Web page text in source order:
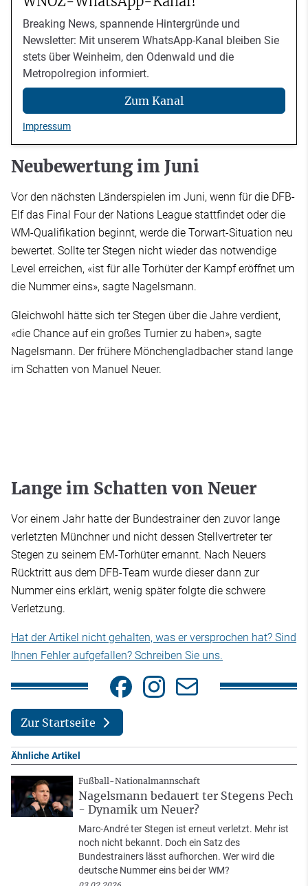
Breaking News, spannende Hintergründe und
Newsletter: Mit unserem WhatsApp-Kanal bleiben Sie
stets über Weinheim, den Odenwald und die
Metropolregion informiert.
Zum Kanal
Impressum
Neubewertung im Juni
Vor den nächsten Länderspielen im Juni, wenn für die DFB-
Elf das Final Four der Nations League stattfindet oder die
WM-Qualifikation beginnt, werde die Torwart-Situation neu
bewertet. Sollte ter Stegen nicht wieder das notwendige
Level erreichen, «ist für alle Torhüter der Kampf eröffnet um
die Nummer eins», sagte Nagelsmann.
Gleichwohl hätte sich ter Stegen über die Jahre verdient,
«die Chance auf ein großes Turnier zu haben», sagte
Nagelsmann. Der frühere Mönchengladbacher stand lange
im Schatten von Manuel Neuer.
Lange im Schatten von Neuer
Vor einem Jahr hatte der Bundestrainer den zuvor lange
verletzten Münchner und nicht dessen Stellvertreter ter
Stegen zu seinem EM-Torhüter ernannt. Nach Neuers
Rücktritt aus dem DFB-Team wurde dieser dann zur
Nummer eins erklärt, wenig später folgte die schwere
Verletzung.
Hat der Artikel nicht gehalten, was er versprochen hat? Sind
Ihnen Fehler aufgefallen? Schreiben Sie uns.
Zur Startseite
Ähnliche Artikel
Fußball-Nationalmannschaft
Nagelsmann bedauert ter Stegens Pech
- Dynamik um Neuer?
Marc-André ter Stegen ist erneut verletzt. Mehr ist
noch nicht bekannt. Doch ein Satz des
Bundestrainers lässt aufhorchen. Wer wird die
deutsche Nummer eins bei der WM?